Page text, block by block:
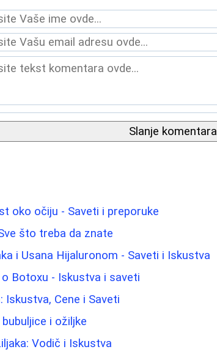
Slanje komentara
oko očiju - Saveti i preporuke
što treba da znate
i Usana Hijaluronom - Saveti i Iskustva
Botoxu - Iskustva i saveti
Iskustva, Cene i Saveti
i ožiljke
Vodič i Iskustva